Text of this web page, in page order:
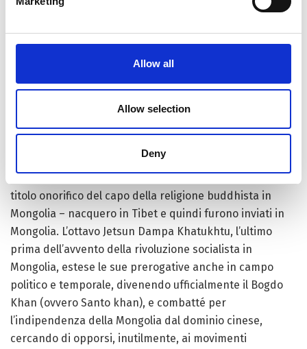
Allow all
Allow selection
Deny
sua posizione di capo della scuola buddhista della
Dalai Lama ed il Panchen Lama. Oltre alla religione,
Zanabazar si dedicò anche alla letteratura ed alla
linguistica, inventando, fra l’altro, un alfabeto chiamato
Soyombo, comunemente utilizzato nella trascrizione dei
scultore, il massimo della Mongolia antica. Tutte le
successive incarnazioni del Jetsun Dampa Khatukhtu –
titolo onorifico del capo della religione buddhista in
Mongolia – nacquero in Tibet e quindi furono inviati in
Mongolia. L’ottavo Jetsun Dampa Khatukhtu, l’ultimo
prima dell’avvento della rivoluzione socialista in
Mongolia, estese le sue prerogative anche in campo
politico e temporale, divenendo ufficialmente il Bogdo
Khan (ovvero Santo khan), e combatté per
l’indipendenza della Mongolia dal dominio cinese,
cercando di opporsi, inutilmente, ai movimenti